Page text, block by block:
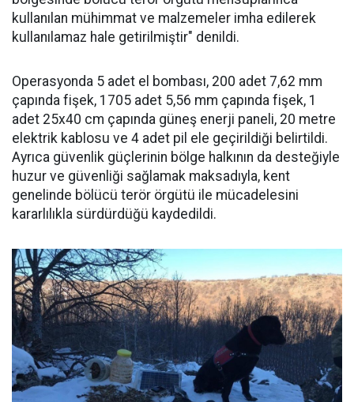
kullanılan mühimmat ve malzemeler imha edilerek
kullanılamaz hale getirilmiştir" denildi.
Operasyonda 5 adet el bombası, 200 adet 7,62 mm
çapında fişek, 1705 adet 5,56 mm çapında fişek, 1
adet 25x40 cm çapında güneş enerji paneli, 20 metre
elektrik kablosu ve 4 adet pil ele geçirildiği belirtildi.
Ayrıca güvenlik güçlerinin bölge halkının da desteğiyle
huzur ve güvenliği sağlamak maksadıyla, kent
genelinde bölücü terör örgütü ile mücadelesini
kararlılıkla sürdürdüğü kaydedildi.